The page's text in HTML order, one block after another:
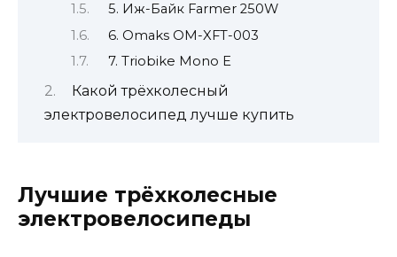
5. Иж-Байк Farmer 250W
6. Omaks OM-XFT-003
7. Triobike Mono E
Какой трёхколесный
электровелосипед лучше купить
Лучшие трёхколесные
электровелосипеды